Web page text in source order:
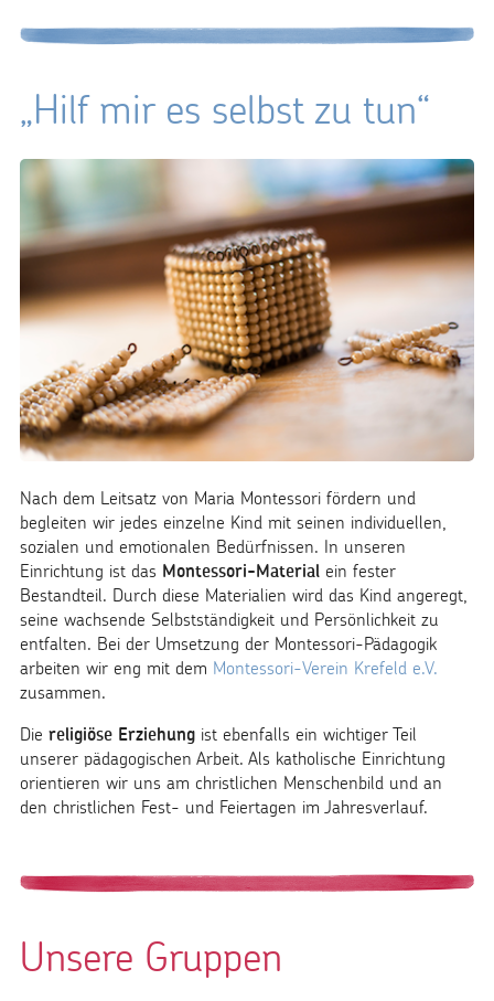
„Hilf mir es selbst zu tun“
Nach dem Leitsatz von Maria Montessori fördern und
begleiten wir jedes einzelne Kind mit seinen individuellen,
sozialen und emotionalen Bedürfnissen. In unseren
Einrichtung ist das Montessori-Material ein fester
Bestandteil. Durch diese Materialien wird das Kind angeregt,
seine wachsende Selbstständigkeit und Persönlichkeit zu
entfalten. Bei der Umsetzung der Montessori-Pädagogik
arbeiten wir eng mit dem Montessori-Verein Krefeld e.V.
zusammen.
Die religiöse Erziehung ist ebenfalls ein wichtiger Teil
unserer pädagogischen Arbeit. Als katholische Einrichtung
orientieren wir uns am christlichen Menschenbild und an
den christlichen Fest- und Feiertagen im Jahresverlauf.
Unsere Gruppen